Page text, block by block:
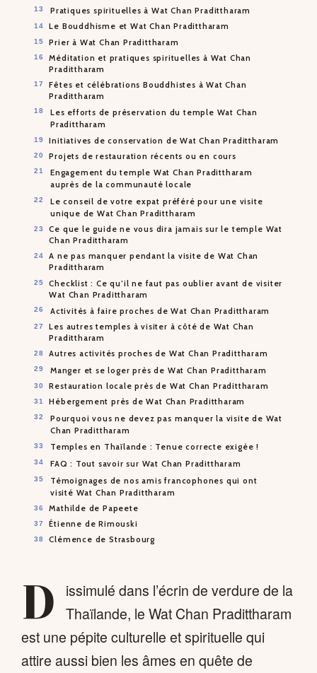
Pratiques spirituelles à Wat Chan Pradittharam
Le Bouddhisme et Wat Chan Pradittharam
Prier à Wat Chan Pradittharam
Méditation et pratiques spirituelles à Wat Chan
Pradittharam
Fêtes et célébrations Bouddhistes à Wat Chan
Pradittharam
Les efforts de préservation du temple Wat Chan
Pradittharam
Initiatives de conservation de Wat Chan Pradittharam
Projets de restauration récents ou en cours
Engagement du temple Wat Chan Pradittharam
auprès de la communauté locale
Le conseil de votre expat préféré pour une visite
unique de Wat Chan Pradittharam
Ce que le guide ne vous dira jamais sur le temple Wat
Chan Pradittharam
A ne pas manquer pendant la visite de Wat Chan
Pradittharam
Checklist : Ce qu’il ne faut pas oublier avant de visiter
Wat Chan Pradittharam
Activités à faire proches de Wat Chan Pradittharam
Les autres temples à visiter à côté de Wat Chan
Pradittharam
Autres activités proches de Wat Chan Pradittharam
Manger et se loger près de Wat Chan Pradittharam
Restauration locale près de Wat Chan Pradittharam
Hébergement près de Wat Chan Pradittharam
Pourquoi vous ne devez pas manquer la visite de Wat
Chan Pradittharam
Temples en Thaïlande : Tenue correcte exigée !
FAQ : Tout savoir sur Wat Chan Pradittharam
Témoignages de nos amis francophones qui ont
visité Wat Chan Pradittharam
Mathilde de Papeete
Étienne de Rimouski
Clémence de Strasbourg
D
issimulé dans l’écrin de verdure de la
Thaïlande, le Wat Chan Pradittharam
est une pépite culturelle et spirituelle qui
attire aussi bien les âmes en quête de